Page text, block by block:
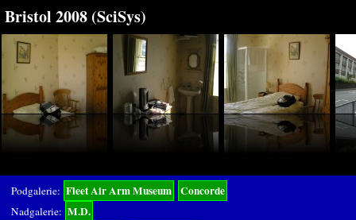
Bristol 2008 (SciSys)
Podgalerie: Fleet Air Arm Museum Concorde
Nadgalerie: M.D.